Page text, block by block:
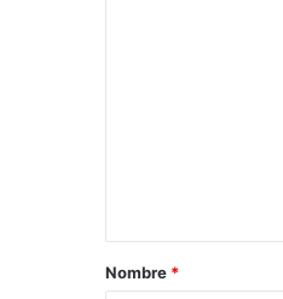
r
Nombre *